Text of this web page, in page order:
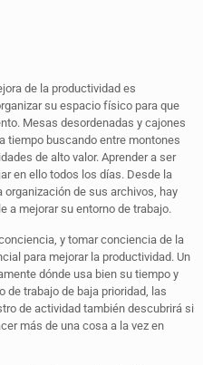
de la productividad es
su espacio físico para que
Mesas desordenadas y cajones
tiempo buscando entre montones
de alto valor. Aprender a ser
en ello todos los días. Desde la
de sus archivos, hay
a mejorar su entorno de trabajo.
y tomar conciencia de la
para mejorar la productividad. Un
dónde usa bien su tiempo y
de trabajo de baja prioridad, las
de actividad también descubrirá si
más de una cosa a la vez en